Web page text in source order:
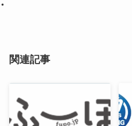
関連記事